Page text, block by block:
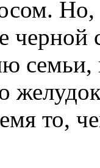
семьи,
то,